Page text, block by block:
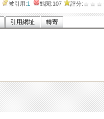
被引用:1 點閱:107 評分:
引用網址 轉寄